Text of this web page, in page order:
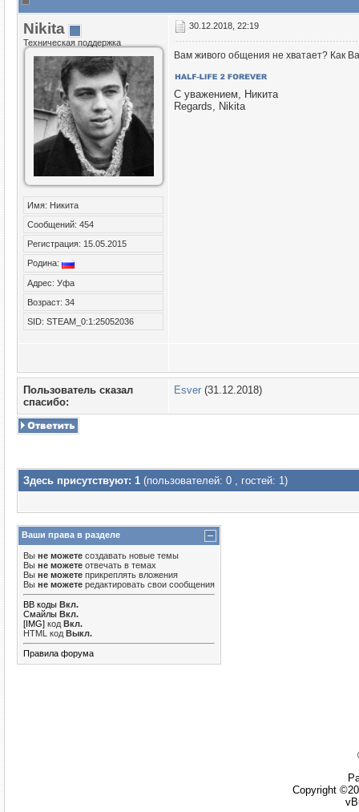
Nikita
Техническая поддержка
Имя: Никита
Сообщений: 454
Регистрация: 15.05.2015
Родина:
Адрес: Уфа
Возраст: 34
SID: STEAM_0:1:25052036
30.12.2018, 22:19
Вам живого общения не хватает? Как
С уважением, Никита
Regards, Nikita
Пользователь сказал
cпасибо:
Esver (31.12.2018)
Здесь присутствуют: 1 (пользователей: 0 , гостей: 1)
Ваши права в разделе
Вы не можете создавать новые темы
Вы не можете отвечать в темах
Вы не можете прикреплять вложения
Вы не можете редактировать свои сообщения
BB коды Вкл.
Смайлы Вкл.
[IMG] код Вкл.
HTML код Выкл.
Правила форума
Copyright